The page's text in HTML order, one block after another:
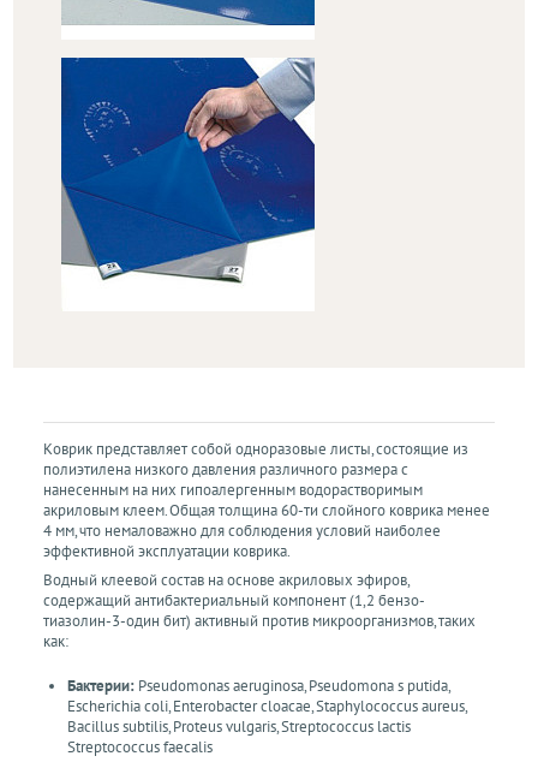
Коврик представляет собой одноразовые листы, состоящие из
полиэтилена низкого давления различного размера с
нанесенным на них гипоалергенным водорастворимым
акриловым клеем. Общая толщина 60-ти слойного коврика менее
4 мм, что немаловажно для соблюдения условий наиболее
эффективной эксплуатации коврика.
Водный клеевой состав на основе акриловых эфиров,
содержащий антибактериальный компонент (1,2 бензо-
тиазолин-3-один бит) активный против микроорганизмов, таких
как:
Бактерии: Pseudomonas aeruginosa, Pseudomona s putida,
Escherichia coli, Enterobacter cloacae, Staphylococcus aureus,
Bacillus subtilis, Proteus vulgaris, Streptococcus lactis
Streptococcus faecalis